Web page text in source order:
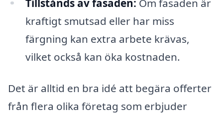
kraftigt smutsad eller har miss
färgning kan extra arbete krävas,
vilket också kan öka kostnaden.
Det är alltid en bra idé att begära offerter
från flera olika företag som erbjuder